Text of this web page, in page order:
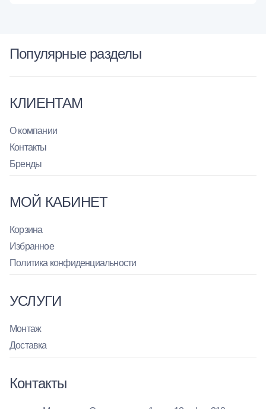
Популярные разделы
КЛИЕНТАМ
О компании
Контакты
Бренды
МОЙ КАБИНЕТ
Корзина
Избранное
Политика конфиденциальности
УСЛУГИ
Монтаж
Доставка
Контакты